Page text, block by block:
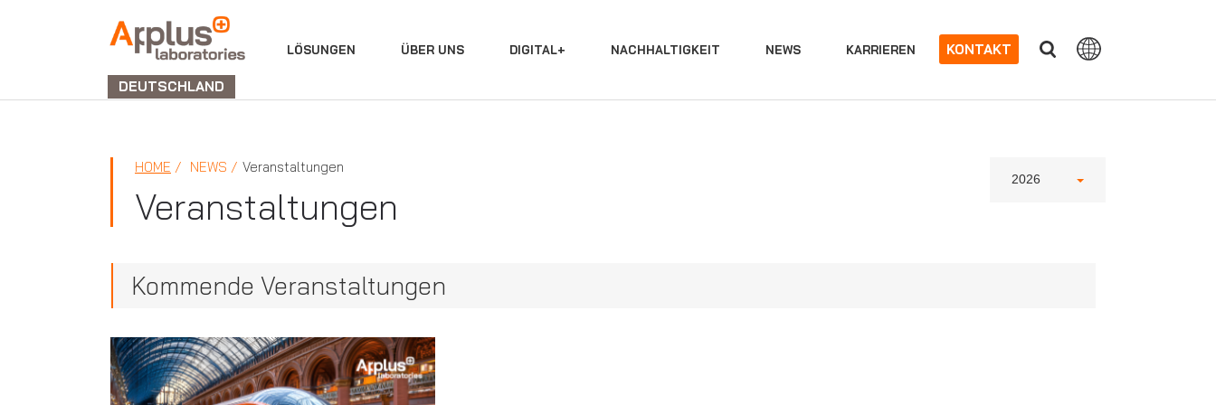
ABTEILUNG
LABORATORIEN
DEUTSCHLAND
LÖSUNGEN ÜBER UNS DIGITAL+ NACHHALTIGKEIT NEWS KARRIEREN KONTAKT
HOME NEWS Veranstaltungen
Veranstaltungen
2026
Kommende Veranstaltungen